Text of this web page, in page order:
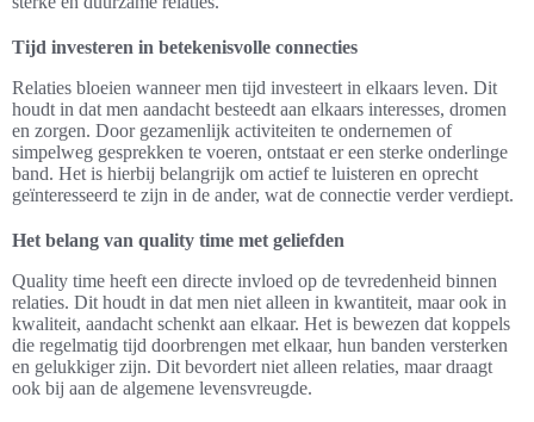
Tijd investeren in betekenisvolle connecties
Relaties bloeien wanneer men tijd investeert in elkaars leven. Dit
houdt in dat men aandacht besteedt aan elkaars interesses, dromen
en zorgen. Door gezamenlijk activiteiten te ondernemen of
simpelweg gesprekken te voeren, ontstaat er een sterke onderlinge
band. Het is hierbij belangrijk om actief te luisteren en oprecht
geïnteresseerd te zijn in de ander, wat de connectie verder verdiept.
Het belang van quality time met geliefden
Quality time heeft een directe invloed op de tevredenheid binnen
relaties. Dit houdt in dat men niet alleen in kwantiteit, maar ook in
kwaliteit, aandacht schenkt aan elkaar. Het is bewezen dat koppels
die regelmatig tijd doorbrengen met elkaar, hun banden versterken
en gelukkiger zijn. Dit bevordert niet alleen relaties, maar draagt
ook bij aan de algemene levensvreugde.